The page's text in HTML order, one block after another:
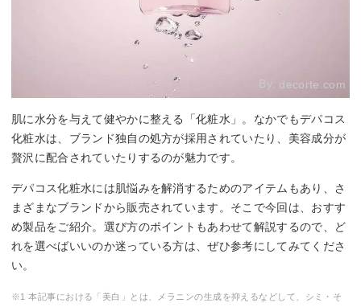
By: decorte.com
肌に水分を与えて健やかに整える「化粧水」。なかでもデパコス
化粧水は、ブランド独自の処方が採用されていたり、美容成分が
贅沢に配合されていたりするのが魅力です。
デパコス化粧水には肌悩みを解消するためのアイテムもあり、さ
まざまなブランドから販売されています。そこで今回は、おすす
め製品をご紹介。選び方のポイントもあわせて解説するので、ど
れを選べばいいのか迷っている方は、ぜひ参考にしてみてくださ
い。
※1 本記事における「美白」とは、メラニンの生成を抑えるなどして、シミ・そ